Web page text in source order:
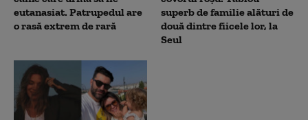
eutanasiat. Patrupedul are
o rasă extrem de rară
superb de familie alături de
două dintre fiicele lor, la
Seul